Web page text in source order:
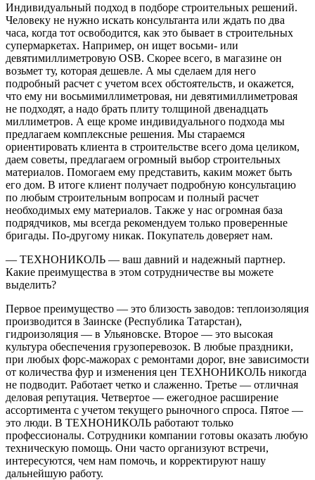
Индивидуальный подход в подборе строительных решений.
Человеку не нужно искать консультанта или ждать по два
часа, когда тот освободится, как это бывает в строительных
супермаркетах. Например, он ищет восьми- или
девятимиллиметровую OSB. Скорее всего, в магазине он
возьмет ту, которая дешевле. А мы сделаем для него
подробный расчет с учетом всех обстоятельств, и окажется,
что ему ни восьмимиллиметровая, ни девятимиллиметровая
не подходят, а надо брать плиту толщиной двенадцать
миллиметров. А еще кроме индивидуального подхода мы
предлагаем комплексные решения. Мы стараемся
ориентировать клиента в строительстве всего дома целиком,
даем советы, предлагаем огромный выбор строительных
материалов. Помогаем ему представить, каким может быть
его дом. В итоге клиент получает подробную консультацию
по любым строительным вопросам и полный расчет
необходимых ему материалов. Также у нас огромная база
подрядчиков, мы всегда рекомендуем только проверенные
бригады. По-другому никак. Покупатель доверяет нам.
— ТЕХНОНИКОЛЬ — ваш давний и надежный партнер.
Какие преимущества в этом сотрудничестве вы можете
выделить?
Первое преимущество — это близость заводов: теплоизоляция
производится в Заинске (Республика Татарстан),
гидроизоляция — в Ульяновске. Второе — это высокая
культура обеспечения грузоперевозок. В любые праздники,
при любых форс-мажорах с ремонтами дорог, вне зависимости
от количества фур и изменения цен ТЕХНОНИКОЛЬ никогда
не подводит. Работает четко и слаженно. Третье — отличная
деловая репутация. Четвертое — ежегодное расширение
ассортимента с учетом текущего рыночного спроса. Пятое —
это люди. В ТЕХНОНИКОЛЬ работают только
профессионалы. Сотрудники компании готовы оказать любую
техническую помощь. Они часто организуют встречи,
интересуются, чем нам помочь, и корректируют нашу
дальнейшую работу.